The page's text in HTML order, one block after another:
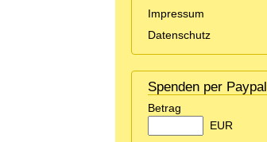
Impressum
Datenschutz
Spenden per Paypal
Betrag
EUR